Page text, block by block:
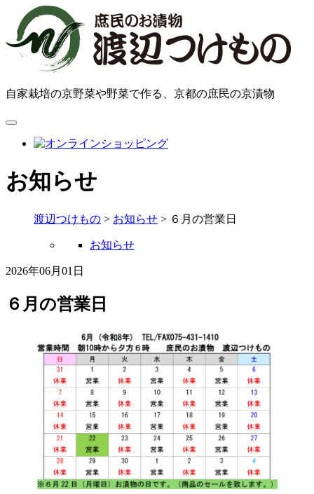
自家栽培の京野菜や野菜で作る、京都の庶民の京漬物
お知らせ
渡辺つけもの > お知らせ > ６月の営業日
お知らせ
2026年06月01日
６月の営業日